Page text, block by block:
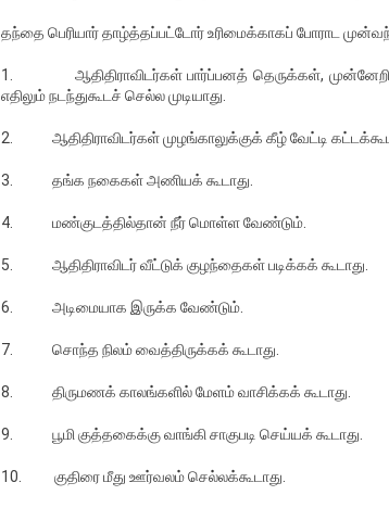
தந்தை பெரியார் தாழ்த்தப்பட்டோர் உரிமைக்காகப் போராட
1. ஆதிதிராவிடர்கள் பார்ப்பனத் தெருக்கள்,
எதிலும் நடந்துகூடச் செல்ல முடியாது.
2. ஆதிதிராவிடர்கள் முழங்காலுக்குக் கீழ் வேட்டி
3. தங்க நகைகள் அணியக் கூடாது.
4. மண்குடத்தில்தான் நீர் மொள்ள வேண்டும்.
5. ஆதிதிராவிடர் வீட்டுக் குழந்தைகள் படிக்கக் கூடாது.
6. அடிமையாக இருக்க வேண்டும்.
7. சொந்த நிலம் வைத்திருக்கக் கூடாது.
8. திருமணக் காலங்களில் மேளம் வாசிக்கக் கூடாது.
9. பூமி குத்தகைக்கு வாங்கி சாகுபடி செய்யக் கூடாது.
10. குதிரை மீது ஊர்வலம் செல்லக்கூடாது.